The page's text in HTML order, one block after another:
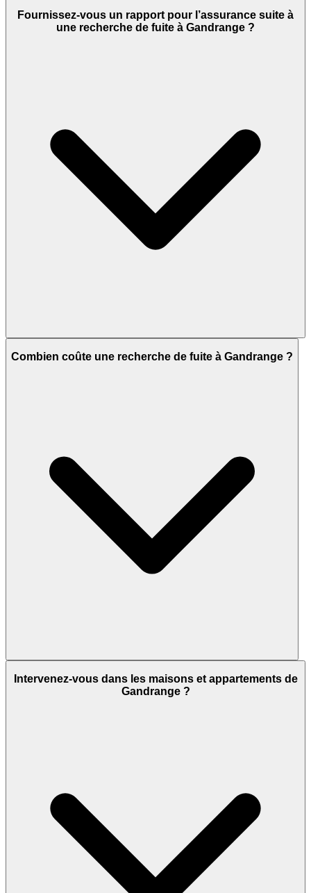
Fournissez-vous un rapport pour l’assurance suite à
une recherche de fuite à Gandrange ?
Combien coûte une recherche de fuite à Gandrange ?
Intervenez-vous dans les maisons et appartements de
Gandrange ?